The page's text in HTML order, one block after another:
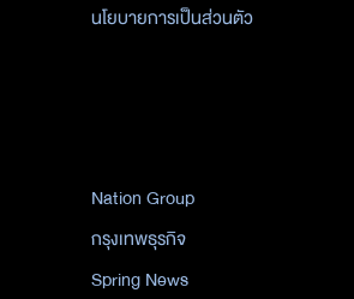
นโยบายการเป็นส่วนตัว
Nation Group
กรุงเทพธุรกิจ
Spring News